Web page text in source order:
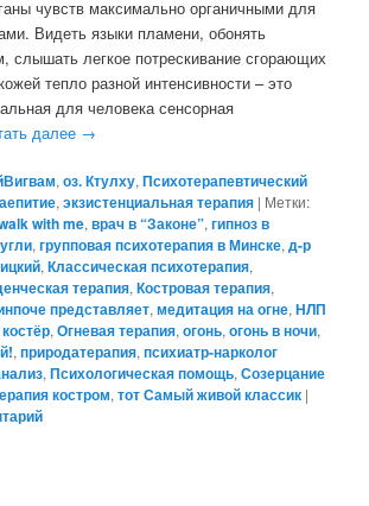
чувств максимально органичными для
Видеть языки пламени, обонять
легкое потрескивание сгорающих
тепло разной интенсивности – это
для человека сенсорная
далее →
,оз. Ктулху,Психотерапевтический
,экзистенциальная терапия | Метки:
with me,врач в “Законе”,гипноз в
,групповая психотерапия в Минске,д-р
,Классическая психотерапия,
терапия,Костровая терапия,
представляет,медитация на огне,НЛП
,Огневая терапия,огонь,огонь в ночи,
,природатерапия,психиатр-нарколог
,Психологическая помощь,Созерцание
костром,тот Самый живой классик |